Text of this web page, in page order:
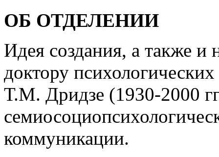
ОБ ОТДЕЛЕНИИ
Идея создания, а также и
доктору
Т.М. Дридзе (1930-2000
коммуникации.